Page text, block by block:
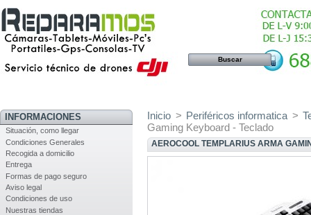
INFORMACIONES
Situación, como llegar
Condiciones Generales
Recogida a domicilio
Entrega
Formas de pago seguro
Aviso legal
Condiciones de uso
Nuestras tiendas
Inicio > Periféricos informatica >
Gaming Keyboard - Teclado
AEROCOOL TEMPLARIUS ARMA